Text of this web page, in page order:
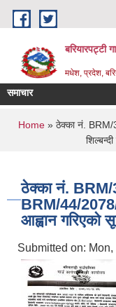
Skip to main content
बरियारपट्टी
मधेश, प्रदेश,
समाचार
You are
Home» ठेक्का नं. BRM/
ठेक्का नं.
BRM/44/2078/
आह्वान गरिएकाे
Submitted on: